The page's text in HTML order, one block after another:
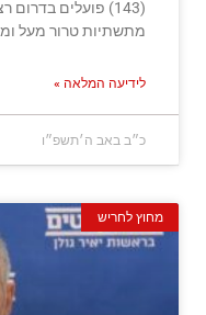
(143) פועלים
מתשתיות טרור מעל
לידיעה המלאה »
כ״ב באב ה׳תשפ״ו
מחוץ לחריש